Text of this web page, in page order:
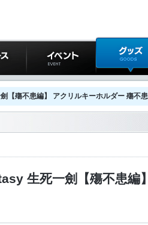
イベント グッズ
【殤不患編】 アクリルキーホルダー 殤不患
生死一劍【殤不患編